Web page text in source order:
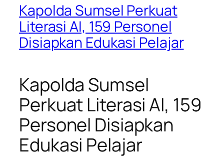
Kapolda Sumsel Perkuat
Literasi AI, 159 Personel
Disiapkan Edukasi Pelajar
Kapolda Sumsel
Perkuat Literasi AI, 159
Personel Disiapkan
Edukasi Pelajar